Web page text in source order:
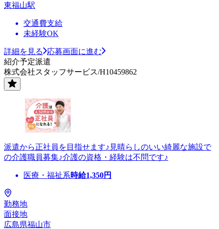
東福山駅
交通費支給
未経験OK
詳細を見る
応募画面に進む
紹介予定派遣
株式会社スタッフサービス/H10459862
派遣から正社員を目指せます♪見晴らしのいい綺麗な施設で
の介護職員募集♪介護の資格・経験は不問です♪
医療・福祉系時給1,350円
勤務地
面接地
広島県福山市